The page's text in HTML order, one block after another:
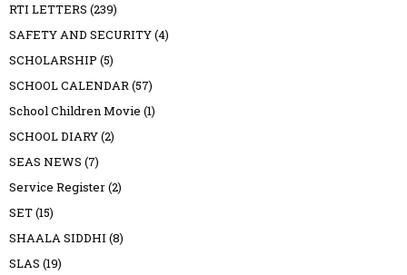
RTI LETTERS (239)
SAFETY AND SECURITY(4)
SCHOLARSHIP (5)
SCHOOL CALENDAR(57)
School Children Movie (1)
SCHOOL DIARY(2)
SEAS NEWS (7)
Service Register(2)
SET(15)
SHAALA SIDDHI (8)
SLAS (19)